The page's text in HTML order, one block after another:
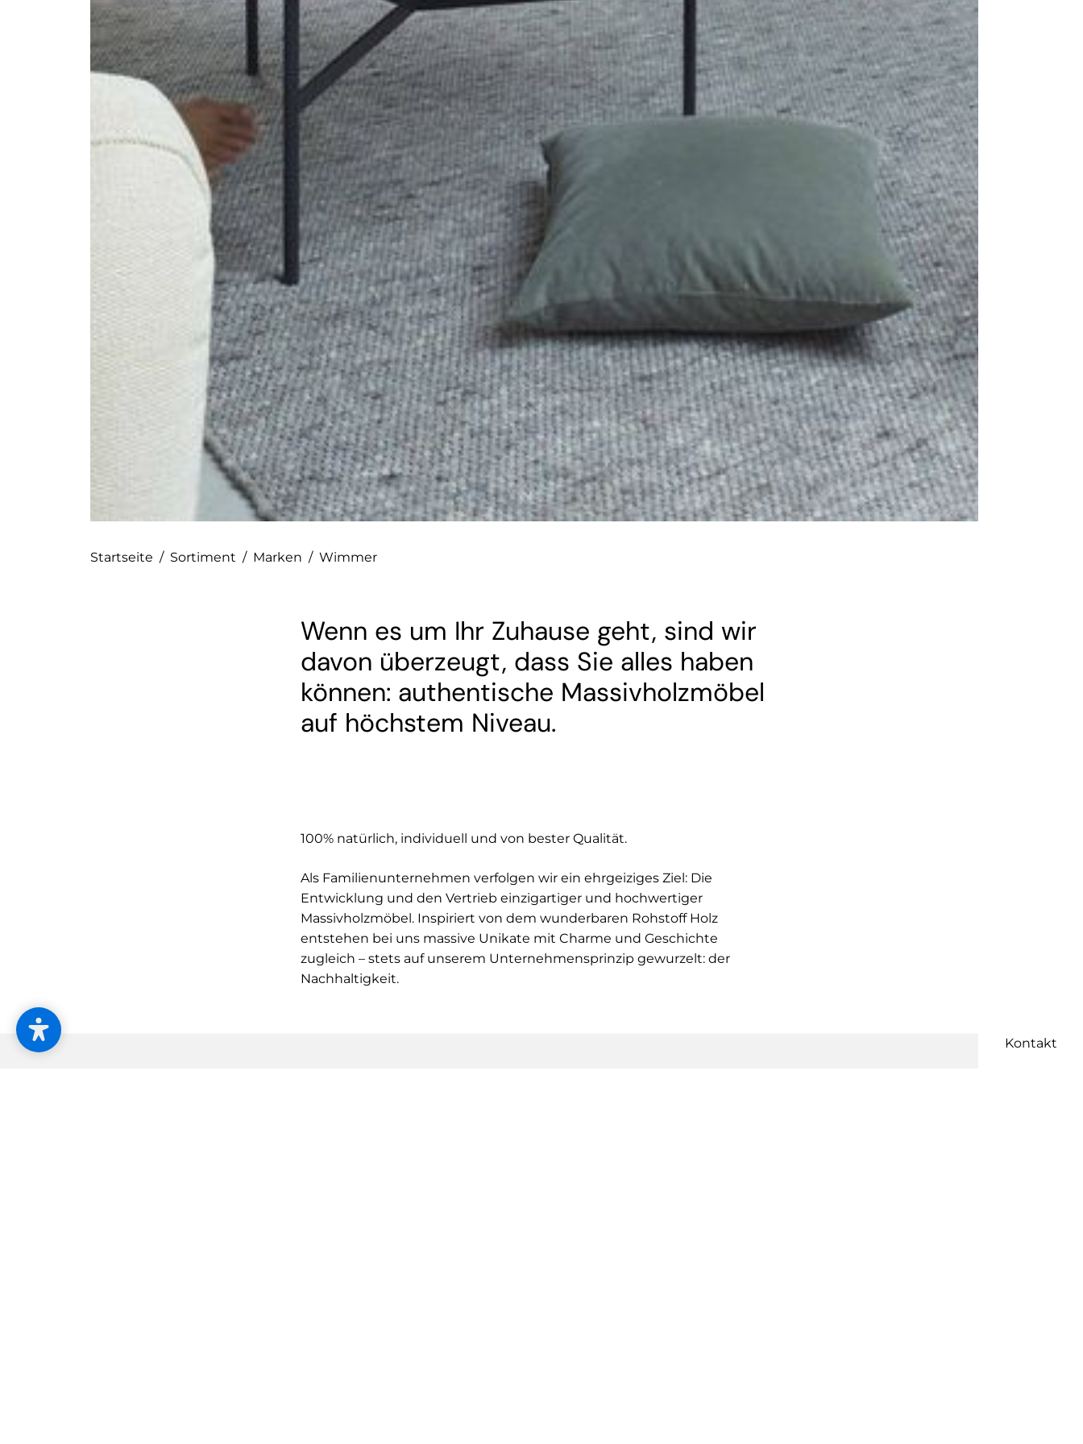
Kontakt
Startseite / Sortiment / Marken / Wimmer
Wenn es um Ihr Zuhause geht, sind wir
davon überzeugt, dass Sie alles haben
können: authentische Massivholzmöbel
auf höchstem Niveau.
100% natürlich, individuell und von bester Qualität.
Als Familienunternehmen verfolgen wir ein ehrgeiziges Ziel: Die
Entwicklung und den Vertrieb einzigartiger und hochwertiger
Massivholzmöbel. Inspiriert von dem wunderbaren Rohstoff Holz
entstehen bei uns massive Unikate mit Charme und Geschichte
zugleich – stets auf unserem Unternehmensprinzip gewurzelt: der
Nachhaltigkeit.